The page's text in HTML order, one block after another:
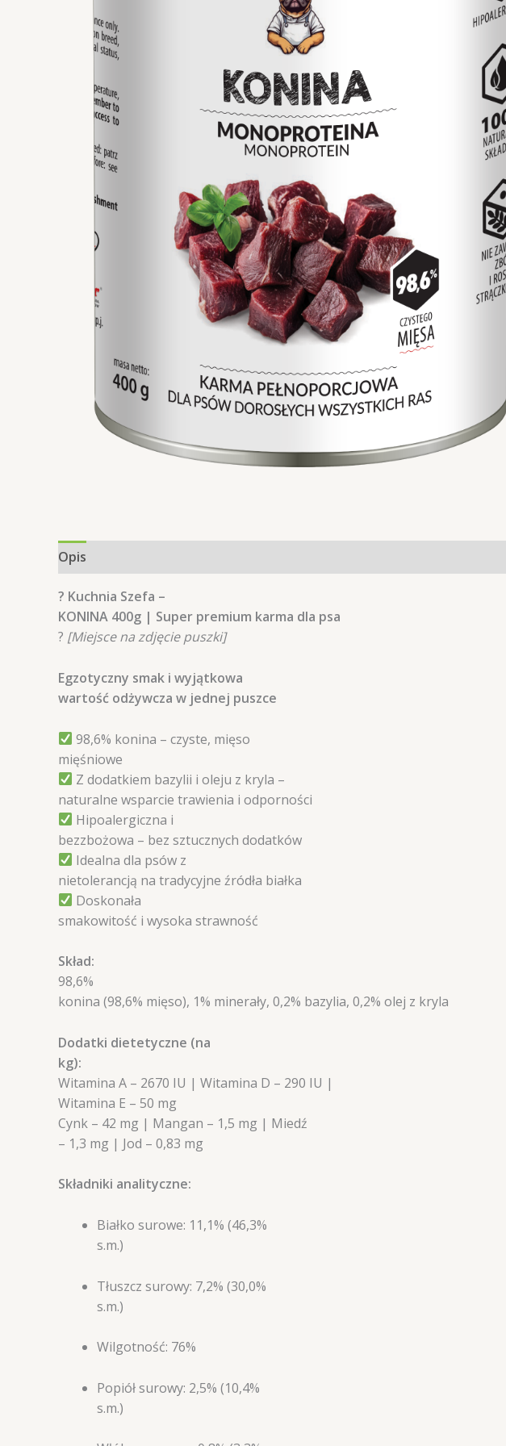
Opis
? Kuchnia Szefa –
KONINA 400g | Super premium karma dla psa
? [Miejsce na zdjęcie puszki]
Egzotyczny smak i wyjątkowa
wartość odżywcza w jednej puszce
98,6% konina – czyste, mięso
mięśniowe
Z dodatkiem bazylii i oleju z kryla –
naturalne wsparcie trawienia i odporności
Hipoalergiczna i
bezzbożowa – bez sztucznych dodatków
Idealna dla psów z
nietolerancją na tradycyjne źródła białka
Doskonała
smakowitość i wysoka strawność
Skład:
98,6%
konina (98,6% mięso), 1% minerały, 0,2% bazylia, 0,2% olej z kryla
Dodatki dietetyczne (na
kg):
Witamina A – 2670 IU | Witamina D – 290 IU |
Witamina E – 50 mg
Cynk – 42 mg | Mangan – 1,5 mg | Miedź
– 1,3 mg | Jod – 0,83 mg
Składniki analityczne:
Białko surowe: 11,1% (46,3%
s.m.)
Tłuszcz surowy: 7,2% (30,0%
s.m.)
Wilgotność: 76%
Popiół surowy: 2,5% (10,4%
s.m.)